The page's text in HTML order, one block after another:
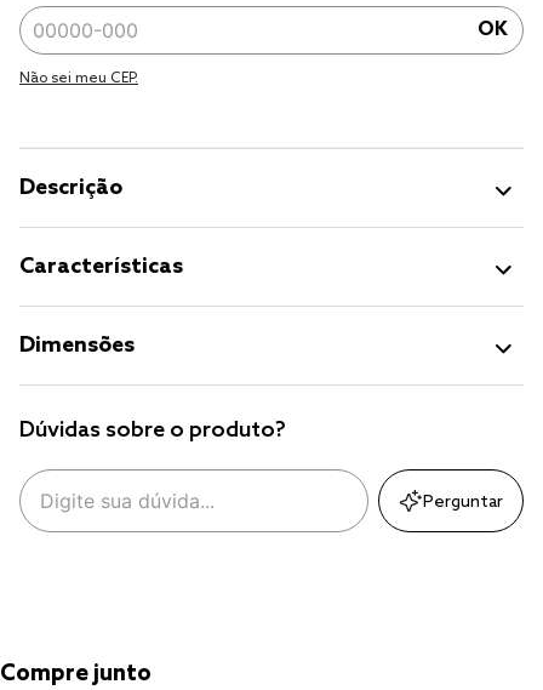
OK
Não sei meu CEP.
Descrição
Características
Dimensões
Dúvidas sobre o produto?
Perguntar
Compre junto